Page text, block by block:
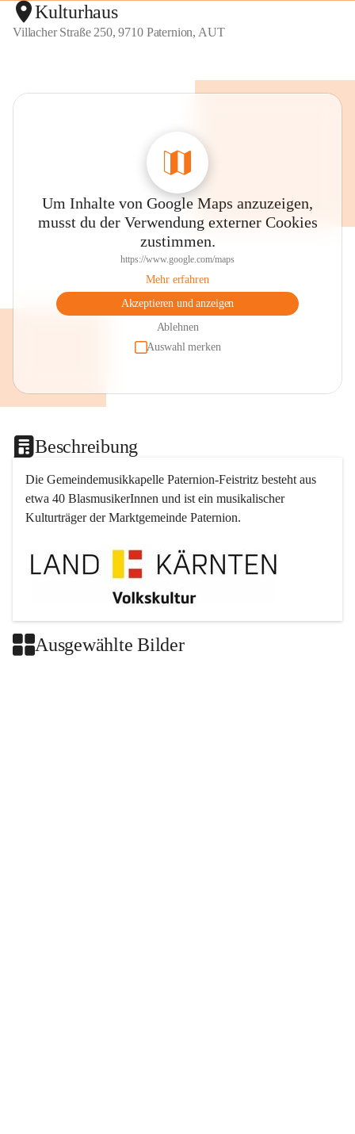
Kulturhaus
Villacher Straße 250, 9710 Paternion, AUT
Um Inhalte von Google Maps anzuzeigen,
musst du der Verwendung externer Cookies
zustimmen.
https://www.google.com/maps
Mehr erfahren
Akzeptieren und anzeigen
Ablehnen
Auswahl merken
Beschreibung
Die Gemeindemusikkapelle Paternion-Feistritz besteht aus
etwa 40 BlasmusikerInnen und ist ein musikalischer
Kulturträger der Marktgemeinde Paternion.
Ausgewählte Bilder